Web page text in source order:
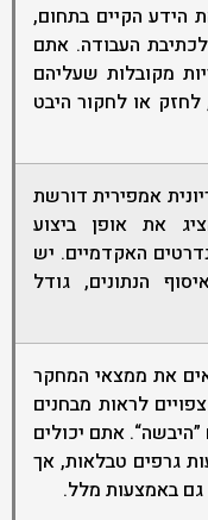
הידע הקיים בתחום,
העבודה. אתם
מקובלות שעליהם
או לחקור היבט
אמפירית דורשת
את אופן ביצוע
האקדמיים. יש
הנתונים, גודל
את ממצאי המחקר
לראות מבחנים
אתם יכולים
גרפים טבלאות, אך
באמצעות מלל.